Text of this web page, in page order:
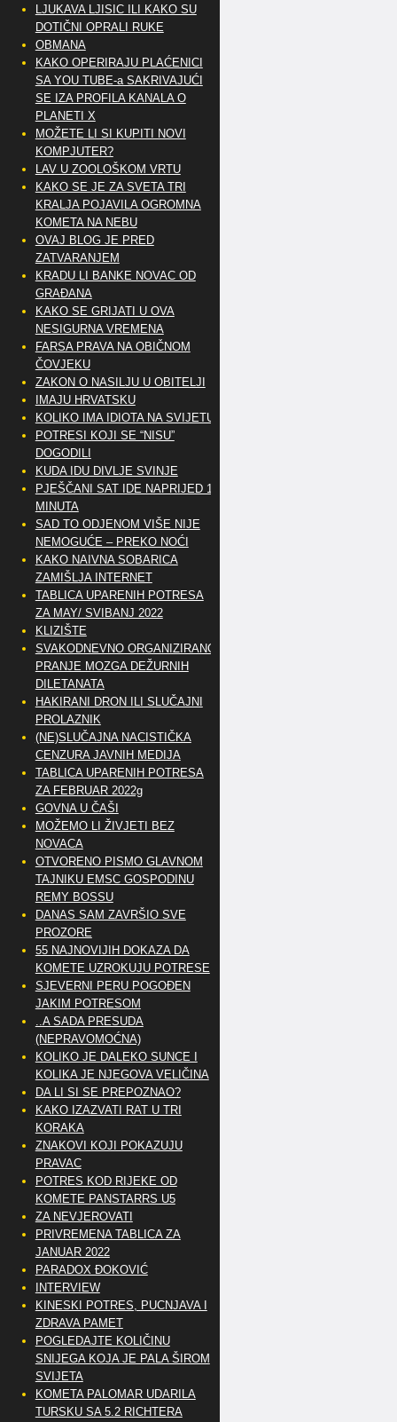
LJUKAVA LJISIC ILI KAKO SU
DOTIČNI OPRALI RUKE
OBMANA
KAKO OPERIRAJU PLAĆENICI
SA YOU TUBE-a SAKRIVAJUĆI
SE IZA PROFILA KANALA O
PLANETI X
MOŽETE LI SI KUPITI NOVI
KOMPJUTER?
LAV U ZOOLOŠKOM VRTU
KAKO SE JE ZA SVETA TRI
KRALJA POJAVILA OGROMNA
KOMETA NA NEBU
OVAJ BLOG JE PRED
ZATVARANJEM
KRADU LI BANKE NOVAC OD
GRAĐANA
KAKO SE GRIJATI U OVA
NESIGURNA VREMENA
FARSA PRAVA NA OBIČNOM
ČOVJEKU
ZAKON O NASILJU U OBITELJI
IMAJU HRVATSKU
KOLIKO IMA IDIOTA NA SVIJETU?
POTRESI KOJI SE “NISU”
DOGODILI
KUDA IDU DIVLJE SVINJE
PJEŠČANI SAT IDE NAPRIJED 10
MINUTA
SAD TO ODJENOM VIŠE NIJE
NEMOGUĆE – PREKO NOĆI
KAKO NAIVNA SOBARICA
ZAMIŠLJA INTERNET
TABLICA UPARENIH POTRESA
ZA MAY/ SVIBANJ 2022
KLIZIŠTE
SVAKODNEVNO ORGANIZIRANO
PRANJE MOZGA DEŽURNIH
DILETANATA
HAKIRANI DRON ILI SLUČAJNI
PROLAZNIK
(NE)SLUČAJNA NACISTIČKA
CENZURA JAVNIH MEDIJA
TABLICA UPARENIH POTRESA
ZA FEBRUAR 2022g
GOVNA U ČAŠI
MOŽEMO LI ŽIVJETI BEZ
NOVACA
OTVORENO PISMO GLAVNOM
TAJNIKU EMSC GOSPODINU
REMY BOSSU
DANAS SAM ZAVRŠIO SVE
PROZORE
55 NAJNOVIJIH DOKAZA DA
KOMETE UZROKUJU POTRESE
SJEVERNI PERU POGOĐEN
JAKIM POTRESOM
..A SADA PRESUDA
(NEPRAVOMOĆNA)
KOLIKO JE DALEKO SUNCE I
KOLIKA JE NJEGOVA VELIČINA
DA LI SI SE PREPOZNAO?
KAKO IZAZVATI RAT U TRI
KORAKA
ZNAKOVI KOJI POKAZUJU
PRAVAC
POTRES KOD RIJEKE OD
KOMETE PANSTARRS U5
ZA NEVJEROVATI
PRIVREMENA TABLICA ZA
JANUAR 2022
PARADOX ĐOKOVIĆ
INTERVIEW
KINESKI POTRES, PUCNJAVA I
ZDRAVA PAMET
POGLEDAJTE KOLIČINU
SNIJEGA KOJA JE PALA ŠIROM
SVIJETA
KOMETA PALOMAR UDARILA
TURSKU SA 5.2 RICHTERA